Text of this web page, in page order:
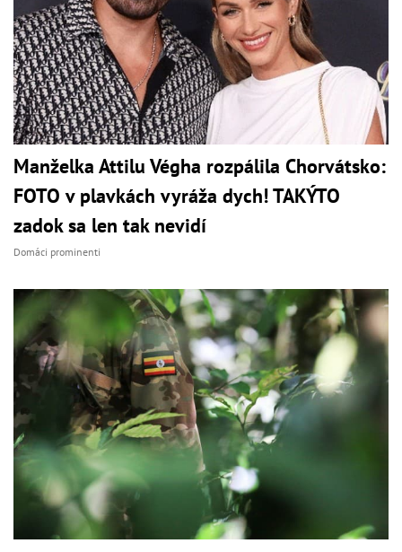
Manželka Attilu Végha rozpálila Chorvátsko:
FOTO v plavkách vyráža dych! TAKÝTO
zadok sa len tak nevidí
Domáci prominenti